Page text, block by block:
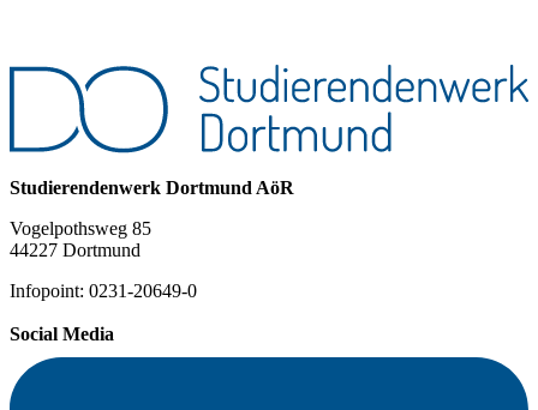
Studierendenwerk Dortmund AöR
Vogelpothsweg 85
44227 Dortmund
Infopoint: 0231-20649-0
Social Media